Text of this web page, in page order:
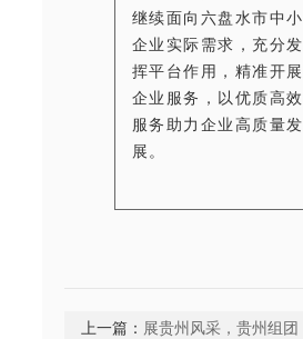
继续面向六盘水市中小
企业实际需求，充分发
挥平台作用，精准开展
企业服务，以优质高效
服务助力企业高质量发
展。
上一篇： 展贵州风采，贵州组团